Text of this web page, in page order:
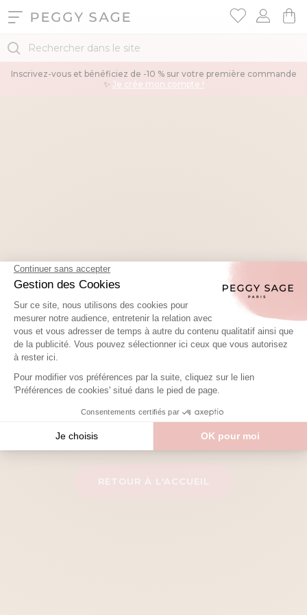
Inscrivez-vous et bénéficiez de -10 % sur votre première commande
✨ Je crée mon compte !
Ooops!
Som rong!
RETOUR À L 'ACCUEI L